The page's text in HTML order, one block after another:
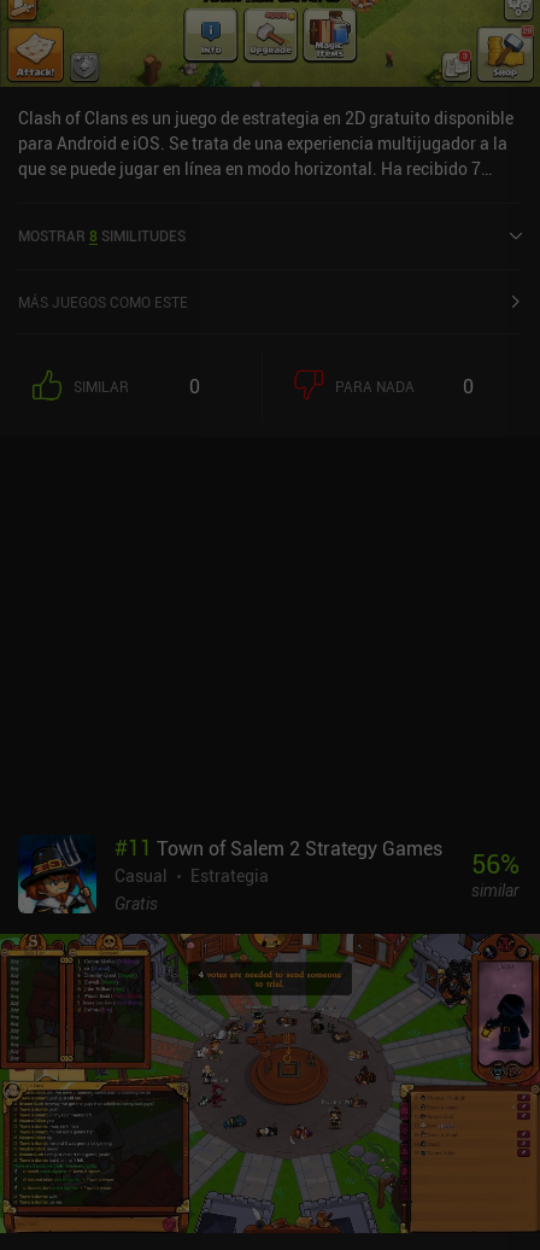
Clash of Clans es un juego de estrategia en 2D gratuito disponible
para Android e iOS. Se trata de una experiencia multijugador a la
que se puede jugar en línea en modo horizontal. Ha recibido 7
puntuación de 4,5 sobre 5,0 en Google Play y de 4,8 sobre 5,0 en la
MOSTRAR 8 SIMILITUDES
MÁS JUEGOS COMO ESTE
SIMILAR 0 PARA NADA 0
#11 Town of Salem 2 Strategy Games
Casual
Estrategia
Gratis
56%
similar